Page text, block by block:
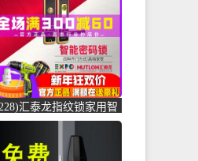
汇泰龙指纹锁家用智
门锁电子刷卡锁酒店宾
馆密码锁防-指纹锁(hutlon
汇泰龙佩娅专卖店仅售